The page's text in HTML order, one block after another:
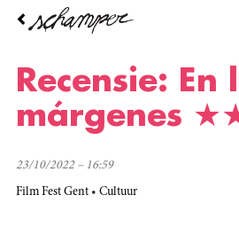
Overslaan
inhoud
Recensie: En los
márgenes
23/10/2022 – 16:59
Film Fest Gent Cultuur